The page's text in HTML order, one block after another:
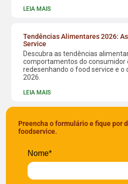
LEIA MAIS
Tendências Alimentares 2026:
Service
Descubra as tendências
comportamentos do consumidor
redesenhando o food service e o
2026.
LEIA MAIS
Preencha o formulário e fique por
foodservice.
Nome*